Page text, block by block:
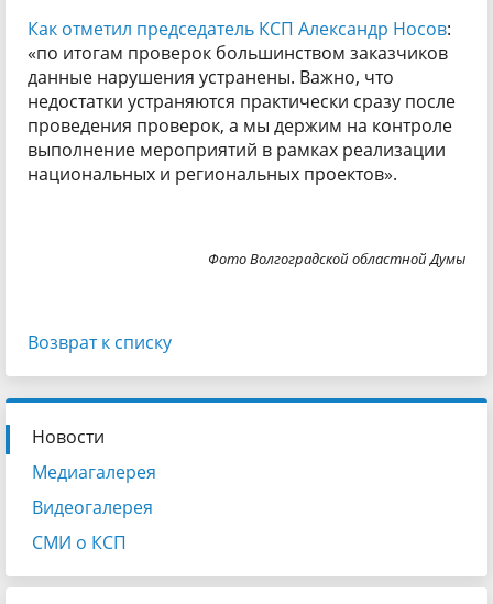
Как отметил председатель КСП Александр Носов:
«по итогам проверок большинством заказчиков
данные нарушения устранены. Важно, что
недостатки устраняются практически сразу после
проведения проверок, а мы держим на контроле
выполнение мероприятий в рамках реализации
национальных и региональных проектов».
Фото Волгоградской областной Думы
Возврат к списку
Новости
Медиагалерея
Видеогалерея
СМИ о КСП